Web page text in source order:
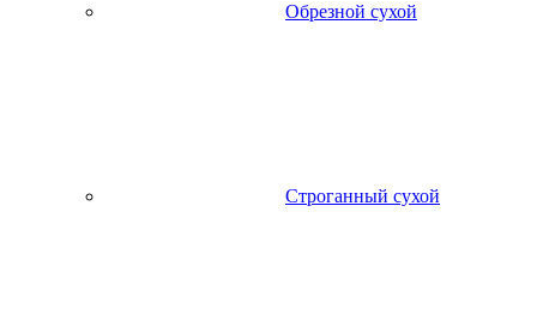
Обрезной сухой
Строганный сухой